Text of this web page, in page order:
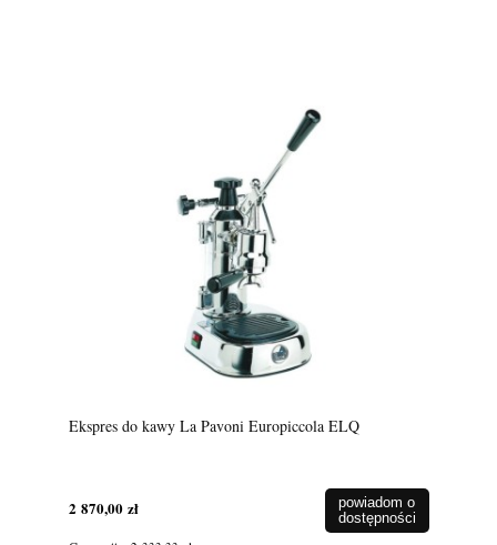
Ekspres do kawy La Pavoni Europiccola ELQ
2 870,00 zł
powiadom o
dostępności